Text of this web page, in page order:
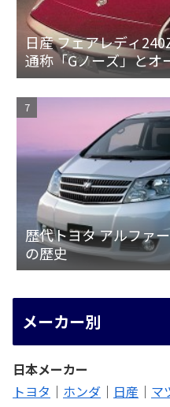
日産 フェアレディ
通称「Gノーズ」とオ
備した特別なZ
歴代トヨタ アルファ
の歴史
メーカー別
日本メーカー
トヨタ ｜ ホンダ ｜ 日産 ｜ マ